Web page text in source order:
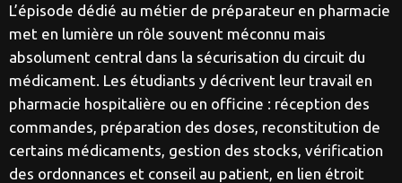
L’épisode dédié au métier de préparateur en pharmacie
met en lumière un rôle souvent méconnu mais
absolument central dans la sécurisation du circuit du
médicament. Les étudiants y décrivent leur travail en
pharmacie hospitalière ou en officine : réception des
commandes, préparation des doses, reconstitution de
certains médicaments, gestion des stocks, vérification
des ordonnances et conseil au patient, en lien étroit